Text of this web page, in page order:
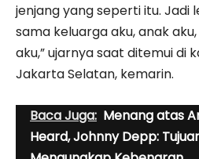
jenjang yang seperti itu. Jadi
sama keluarga aku, anak
aku,” ujarnya saat ditemui di
Jakarta Selatan, kemarin.
Baca Juga: Menang atas
Heard, Johnny Depp: